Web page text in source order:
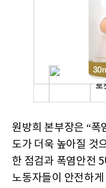
원방희 본부장은 “폭
도가 더욱 높아질 것
한 점검과 폭염안전
노동자들이 안전하